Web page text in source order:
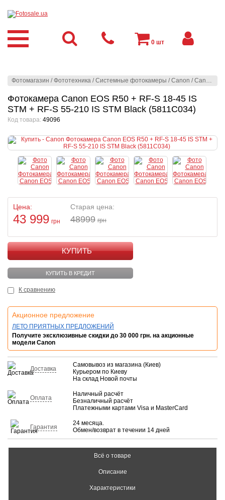
Фотомагазин /Фототехника /Системные фотокамеры /Canon /Canon
Фотокамера Canon EOS R50 + RF-S 18-45 IS
STM + RF-S 55-210 IS STM Black (5811C034)
Код товара: 49096
Цена:
43 999 грн
Старая цена:
48999 грн
КУПИТЬ
КУПИТЬ В КРЕДИТ
К сравнению
Акционное предложение
ЛЕТО ПРИЯТНЫХ ПРЕДЛОЖЕНИЙ
Получите эксклюзивные скидки до 30 000 грн. на акционные
модели Canon
Доставка
Самовывоз из магазина (Киев)
Курьером по Киеву
На склад Новой почты
Оплата
Наличный расчёт
Безналичный расчёт
Платежными картами Visa и MasterCard
Гарантия
24 месяца.
Обмен/возврат в течении 14 дней
Всё о товаре
Описание
Характеристики
0 шт